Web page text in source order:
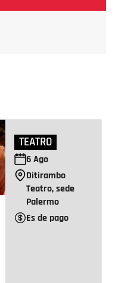
TEATRO
6Ago
Ditirambo
Teatro, sede
Palermo
Es de pago